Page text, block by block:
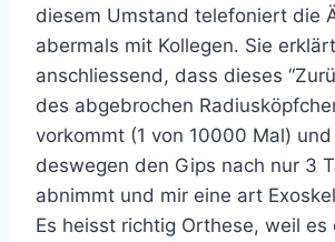
diesem Umstand telefoniert die
abermals mit Kollegen. Sie
anschliessend, dass dieses
des abgebrochen
vorkommt (1 von 10000 Mal)
deswegen den Gips nach nur 3
abnimmt und mir eine art
Es heisst richtig Orthese, weil es